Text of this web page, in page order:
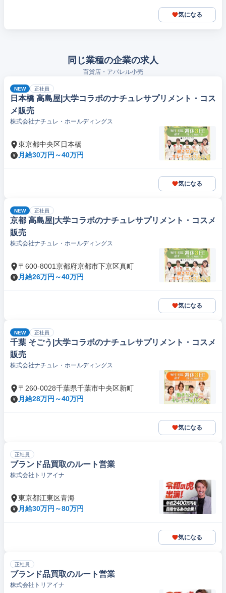
気になる
同じ業種の企業の求人
百貨店・アパレル小売
NEW 正社員
日本橋 高島屋|大学コラボのナチュレサプリメント・コス
メ販売
株式会社ナチュレ・ホールディングス
東京都中央区日本橋
月給30万円～40万円
気になる
NEW 正社員
京都 高島屋|大学コラボのナチュレサプリメント・コスメ
販売
株式会社ナチュレ・ホールディングス
〒600-8001京都府京都市下京区真町
月給26万円～40万円
気になる
NEW 正社員
千葉 そごう|大学コラボのナチュレサプリメント・コスメ
販売
株式会社ナチュレ・ホールディングス
〒260-0028千葉県千葉市中央区新町
月給28万円～40万円
気になる
正社員
ブランド品買取のルート営業
株式会社トリアイナ
東京都江東区青海
月給30万円～80万円
気になる
正社員
ブランド品買取のルート営業
株式会社トリアイナ